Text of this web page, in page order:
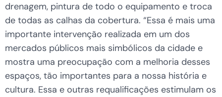
drenagem, pintura de todo o equipamento e troca
de todas as calhas da cobertura. “Essa é mais uma
importante intervenção realizada em um dos
mercados públicos mais simbólicos da cidade e
mostra uma preocupação com a melhoria desses
espaços, tão importantes para a nossa história e
cultura. Essa e outras requalificações estimulam os